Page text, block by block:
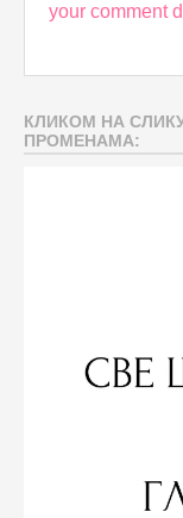
your comment
КЛИКОМ НА
ПРОМЕНАМА: